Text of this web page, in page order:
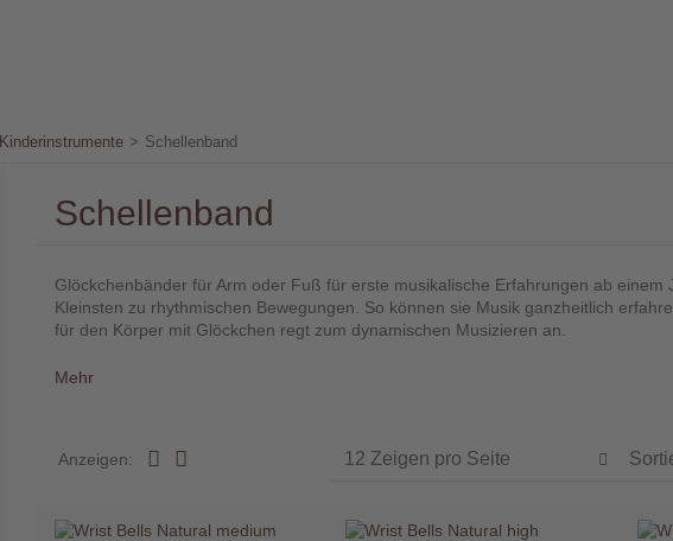
Kinderinstrumente > Schellenband
Schellenband
Glöckchenbänder für Arm oder Fuß für erste musikalische Erfahrungen ab einem
Kleinsten zu rhythmischen Bewegungen. So können sie Musik ganzheitlich
für den Körper mit Glöckchen regt zum dynamischen Musizieren an.
Mehr
Anzeigen: